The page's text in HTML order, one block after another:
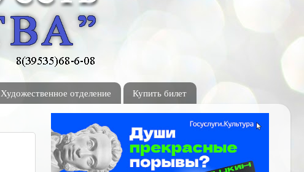
Художественное отделение Купить билет